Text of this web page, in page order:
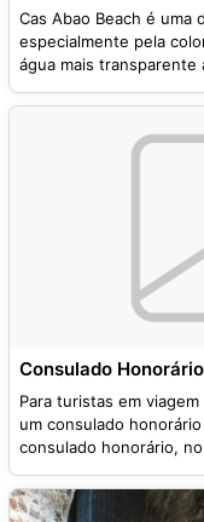
Cas Abao Beach é uma
especialmente pela
água mais
Consulado
Para turistas em
um consulado
consulado honorário,